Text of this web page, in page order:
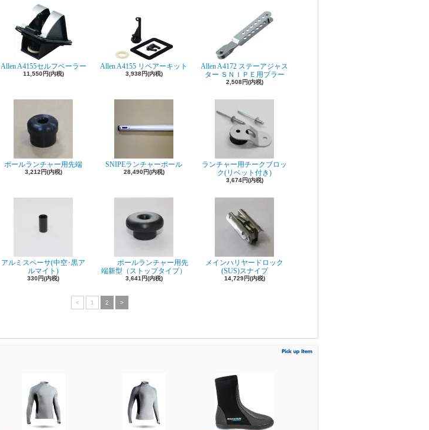
Allen A4155セルフベーラー
11,550円(内税)
Allen A4155 リペアーキット
3,938円(内税)
Allen A4172 ステーアジャス
ター ＳＮＩＰＥ用プラー
2,508円(内税)
ポールランチャー用先端
3,212円(内税)
SNIPEランチャーポール
28,490円(内税)
ランチャー用チークブロッ
ク(リベット付き)
3,674円(内税)
アルミスペーサ(中空･黒ア
ルマイト)
330円(内税)
ポールランチャー用先
端新型（ストップタイプ）
3,641円(内税)
メインハリヤードロック
(SUS)スナイプ
14,729円(内税)
< 1 2 >